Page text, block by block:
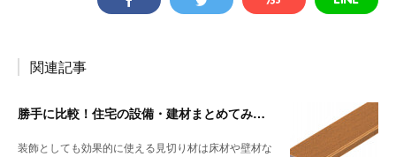
関連記事
勝手に比較！住宅の設備・建材まとめてみました！～見切り材編
装飾としても効果的に使える見切り材は床材や壁材な